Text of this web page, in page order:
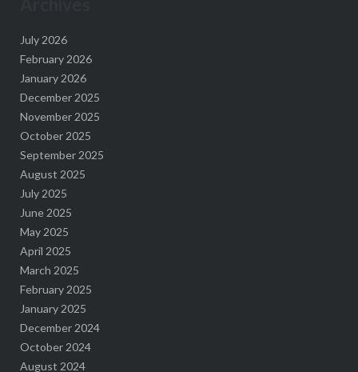
July 2026
February 2026
January 2026
December 2025
November 2025
October 2025
September 2025
August 2025
July 2025
June 2025
May 2025
April 2025
March 2025
February 2025
January 2025
December 2024
October 2024
August 2024